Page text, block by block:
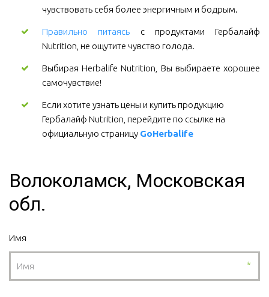
чувствовать себя более энергичным и бодрым.
Правильно питаясь с продуктами Гербалайф
Nutrition, не ощутите чувство голода.
Выбирая Herbalife Nutrition, Вы выбираете хорошее
самочувствие!
Если хотите узнать цены и купить продукцию
Гербалайф Nutrition, перейдите по ссылке на
официальную страницу GoHerbalife
Волоколамск, Московская
обл.
Имя
*